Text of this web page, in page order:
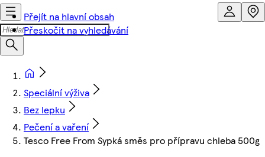
Přejít na hlavní obsah
Přeskočit na vyhledávání
Speciální výživa
Bez lepku
Pečení a vaření
Tesco Free From Sypká směs pro přípravu chleba 500g